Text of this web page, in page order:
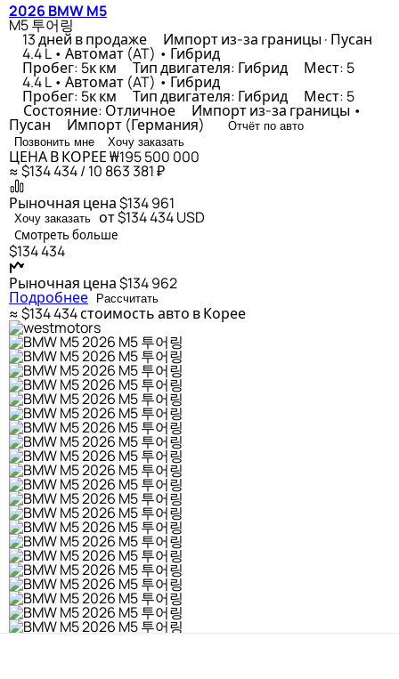
2026 BMW M5
M5 투어링
13 дней в продаже Импорт из-за границы · Пусан
4.4 L • Автомат (AT) • Гибрид
Пробег: 5к км Тип двигателя: Гибрид Мест: 5
4.4 L • Автомат (AT) • Гибрид
Пробег: 5к км Тип двигателя: Гибрид Мест: 5
Состояние: Отличное Импорт из-за границы •
Пусан Импорт (Германия)
Отчёт по авто
Позвонить мне
Хочу заказать
ЦЕНА В КОРЕЕ₩195 500 000
≈ $134 434 / 10 863 381 ₽
Рыночная цена$134 961
Хочу заказать от $134 434USD
Смотреть больше
$134 434
Рыночная цена$134 962
Подробнее Рассчитать
≈ $134 434стоимость авто в Корее